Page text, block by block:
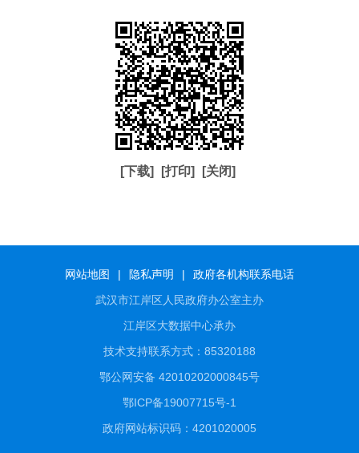
[下载] [打印] [关闭]
网站地图 | 隐私声明 |
政府各机构联系电话
武汉市江岸区人民政府办公室主办
江岸区大数据中心承办
技术支持联系方式：85320188
鄂公网安备 42010202000845号
鄂ICP备19007715号-1
政府网站标识码：4201020005